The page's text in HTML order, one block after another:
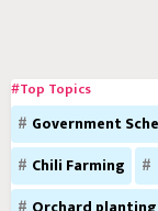
#Top Topics
Government
Chili Farming